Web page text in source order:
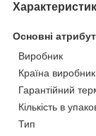
Основні
Виробник
Країна виробник
Гарантійний
Кількість в
Тип